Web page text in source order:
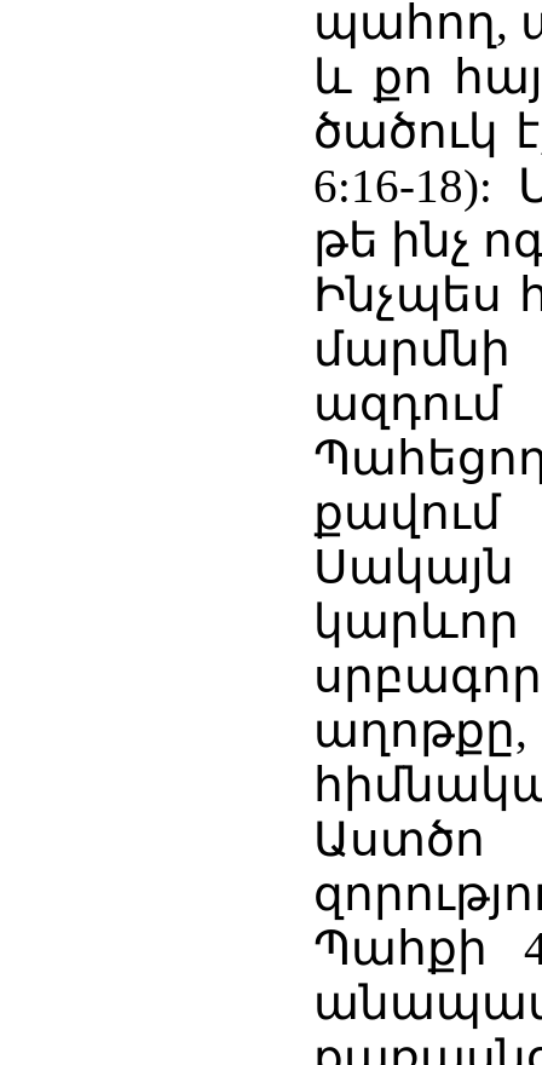
պահող,
և քո
ծածուկ
6:16-
թե ինչ
Ինչպես
մարմնի
Պահքի